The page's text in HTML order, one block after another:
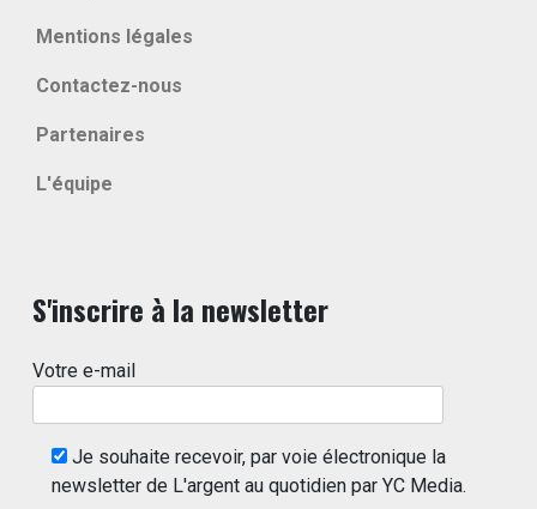
Mentions légales
Contactez-nous
Partenaires
L'équipe
S'inscrire à la newsletter
Votre e-mail
Je souhaite recevoir, par voie électronique la
newsletter de L'argent au quotidien par YC Media.